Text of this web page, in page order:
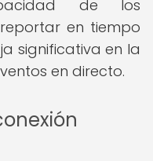
de los
en tiempo
significativa en la
en directo.